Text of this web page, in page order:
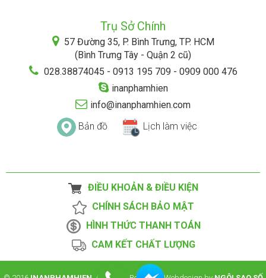
Trụ Sở Chính
57 Đường 35, P. Bình Trưng, TP. HCM
(Bình Trưng Tây - Quận 2 cũ)
028.38874045 - 0913 195 709 - 0909 000 476
inanphamhien
info@inanphamhien.com
Bản đồ
Lịch làm việc
ĐIỀU KHOẢN & ĐIỀU KIỆN
CHÍNH SÁCH BẢO MẬT
HÌNH THỨC THANH TOÁN
CAM KẾT CHẤT LƯỢNG